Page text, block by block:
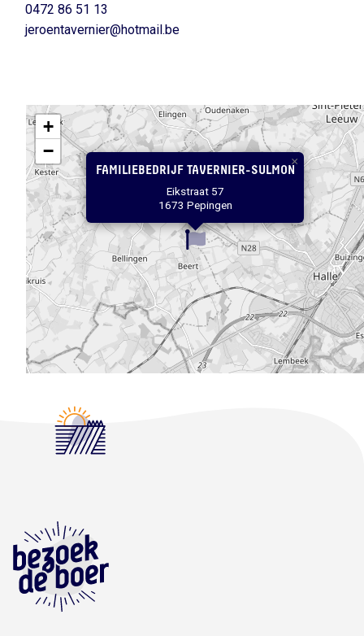
0472 86 51 13
jeroentavernier@hotmail.be
FAMILIEBEDRIJF TAVERNIER-SULMON
Eikstraat 57
1673 Pepingen
×
+
−